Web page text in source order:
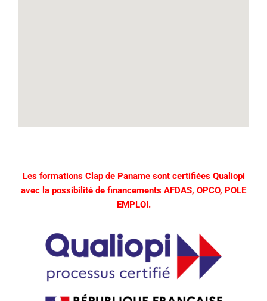
Les formations Clap de Paname sont certifiées Qualiopi
avec la possibilité de financements AFDAS, OPCO, POLE
EMPLOI.